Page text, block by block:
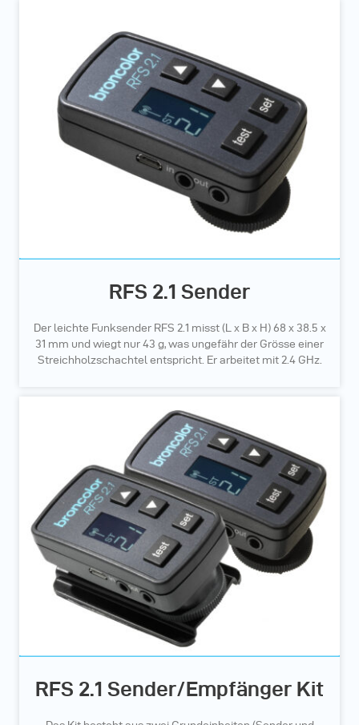
RFS 2.1 Sender
Der leichte Funksender RFS 2.1 misst (L x B x H) 68 x 38.5 x
31 mm und wiegt nur 43 g, was ungefähr der Grösse einer
Streichholzschachtel entspricht. Er arbeitet mit 2.4 GHz.
RFS 2.1 Sender/Empfänger Kit